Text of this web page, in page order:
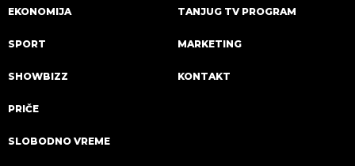
EKONOMIJA
SPORT
SHOWBIZZ
PRIČE
SLOBODNO VREME
TANJUG TV PROGRAM
MARKETING
KONTAKT